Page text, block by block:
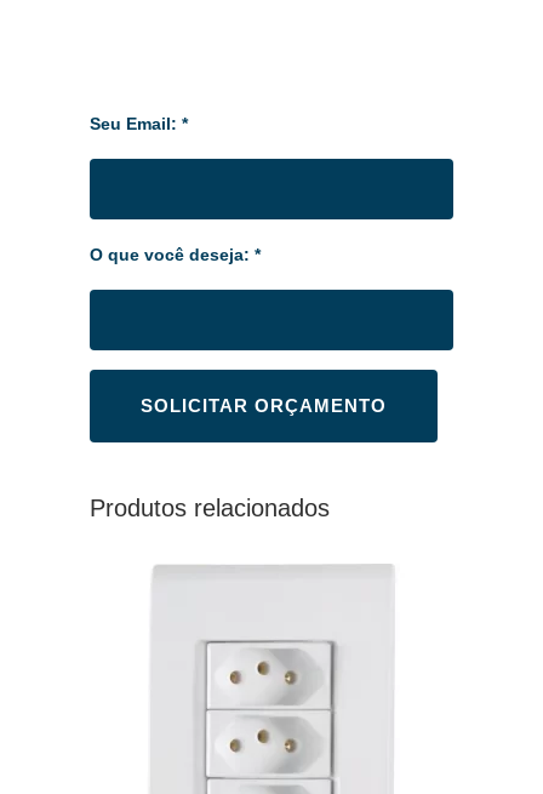
Seu Email: *
O que você deseja: *
Produtos relacionados